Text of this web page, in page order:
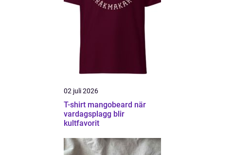
02 juli 2026
T-shirt mangobeard när
vardagsplagg blir
kultfavorit